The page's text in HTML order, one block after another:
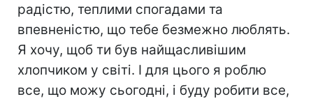
радістю, теплими спогадами та
впевненістю, що тебе безмежно люблять.
Я хочу, щоб ти був найщасливішим
хлопчиком у світі. І для цього я роблю
все, що можу сьогодні, і буду робити все,